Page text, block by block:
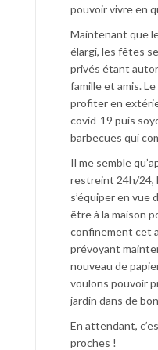
pouvoir vivre en
Maintenant que
élargi, les fêtes
privés étant
famille et amis.
profiter en
covid-19 puis
barbecues qui
Il me semble
restreint 24h/24,
s’équiper en vue
être à la maison
confinement cet
prévoyant
nouveau de
voulons pouvoir
jardin dans de
En attendant,
proches !